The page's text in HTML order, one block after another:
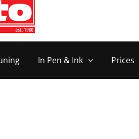
In Pen & Ink Prices